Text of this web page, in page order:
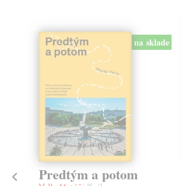
na sklade
Predtým a potom